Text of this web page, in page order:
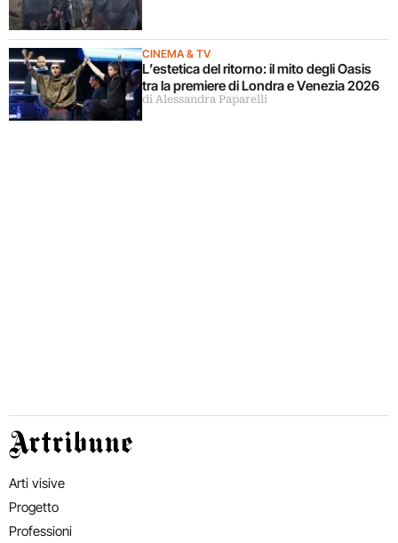
CINEMA & TV
L’estetica del ritorno: il mito degli Oasis
tra la premiere di Londra e Venezia 2026
di Alessandra Paparelli
Artribune
Arti visive
Progetto
Professioni